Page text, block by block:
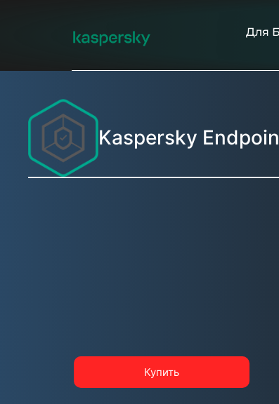
Для
Kaspersky
Купить